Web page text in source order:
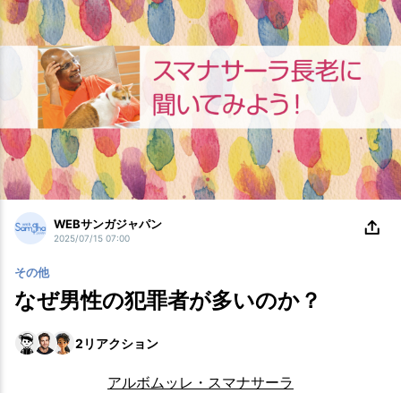
WEBサンガジャパン
2025/07/15 07:00
その他
なぜ男性の犯罪者が多いのか？
2 リアクション
アルボムッレ・スマナサーラ